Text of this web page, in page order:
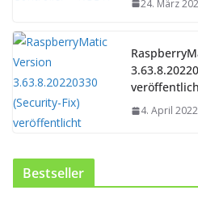
24. März
4. April 2022
Bestseller